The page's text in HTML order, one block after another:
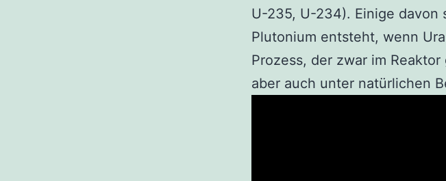
U-235, U-234). Einige davon
Plutonium entsteht, wenn
Prozess, der zwar im
aber auch unter natürlichen